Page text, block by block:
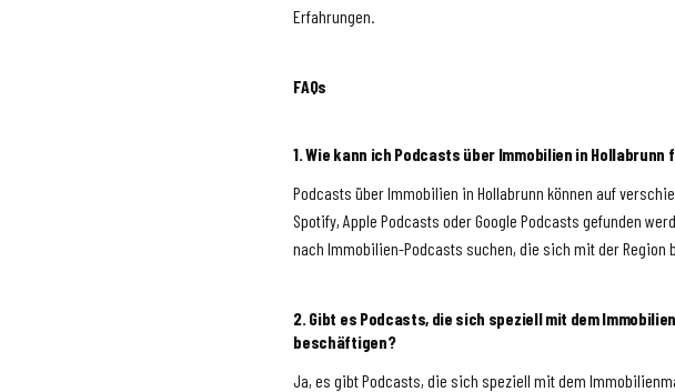
Erfahrungen.
FAQs
1. Wie kann ich Podcasts über Immobilien in Hollabrunn
Podcasts über Immobilien in Hollabrunn können auf
Spotify, Apple Podcasts oder Google Podcasts gefunden
nach Immobilien-Podcasts suchen, die sich mit der Region
2. Gibt es Podcasts, die sich speziell mit dem
beschäftigen?
Ja, es gibt Podcasts, die sich speziell mit dem